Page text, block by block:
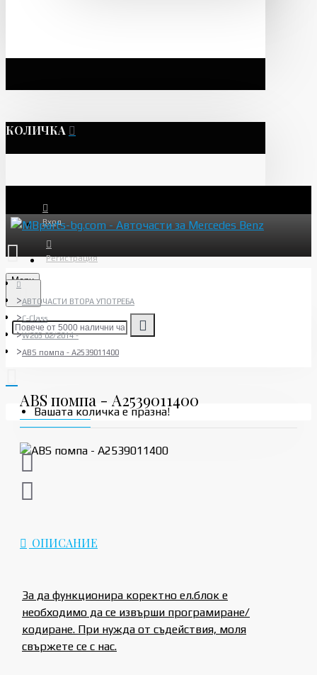
КОЛИЧКА
Вход
Регистрация
Menu
Вашата количка е празна!
АВТОЧАСТИ ВТОРА УПОТРЕБА
C-Class
W205 02/2014 -
ABS помпа - A2539011400
ABS помпа - A2539011400
ОПИСАНИЕ
За да функционира коректно ел.блок е
необходимо да се извърши програмиране/
кодиране. При нужда от съдействия, моля
свържете се с нас.